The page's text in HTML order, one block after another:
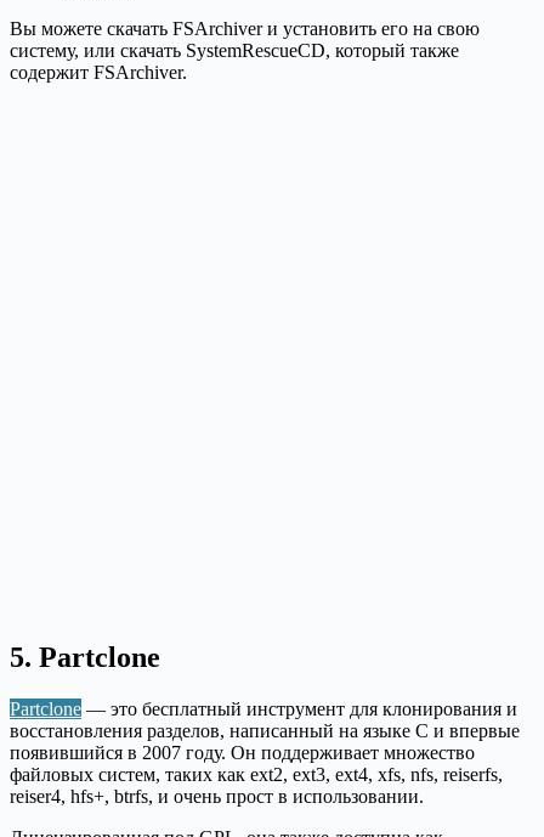
Вы можете скачать FSArchiver и установить его на свою
систему, или скачать SystemRescueCD, который также
содержит FSArchiver.
5. Partclone
Partclone — это бесплатный инструмент для клонирования и
восстановления разделов, написанный на языке C и впервые
появившийся в 2007 году. Он поддерживает множество
файловых систем, таких как ext2, ext3, ext4, xfs, nfs, reiserfs,
reiser4, hfs+, btrfs, и очень прост в использовании.